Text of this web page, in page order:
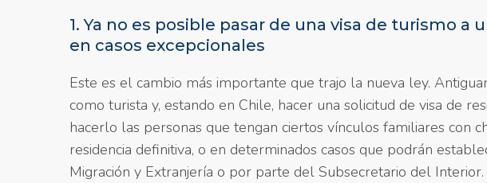
1. Ya no es posible pasar de una visa de turismo a
en casos excepcionales
Este es el cambio más importante que trajo la nueva ley.
como turista y, estando en Chile, hacer una solicitud de visa de
hacerlo las personas que tengan ciertos vínculos familiares con
residencia definitiva, o en determinados casos que podrán
Migración y Extranjería o por parte del Subsecretario del